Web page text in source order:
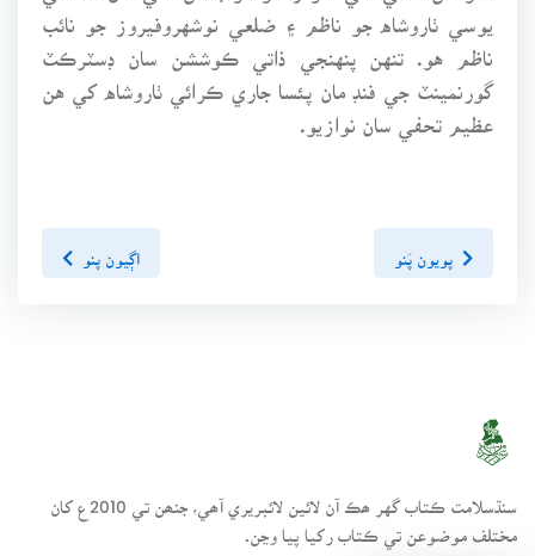
يوسي ٺاروشاه جو ناظم ۽ ضلعي نوشهروفيروز جو نائب
ناظم هو. تنهن پنهنجي ذاتي ڪوششن سان ڊسٽرڪٽ
گورنمينٽ جي فنڊ مان پئسا جاري ڪرائي ٺاروشاه کي هن
عظيم تحفي سان نوازيو.
پويون پَنو اڳيون پنو
سنڌسلامت ڪتاب گهر ھڪ آن لائين لائبريري آھي، جنھن تي 2010ع کان
مختلف موضوعن تي ڪتاب رکيا پيا وڃن.